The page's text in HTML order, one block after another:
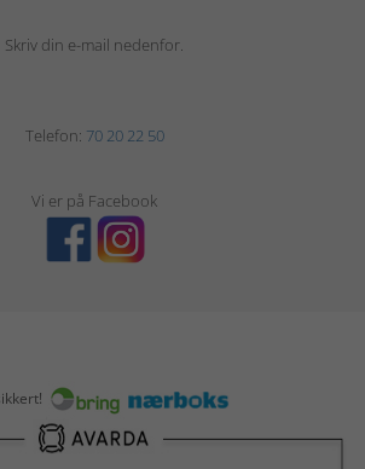
Skriv din e-mail nedenfor.
Telefon: 70 20 22 50
Vi er på Facebook